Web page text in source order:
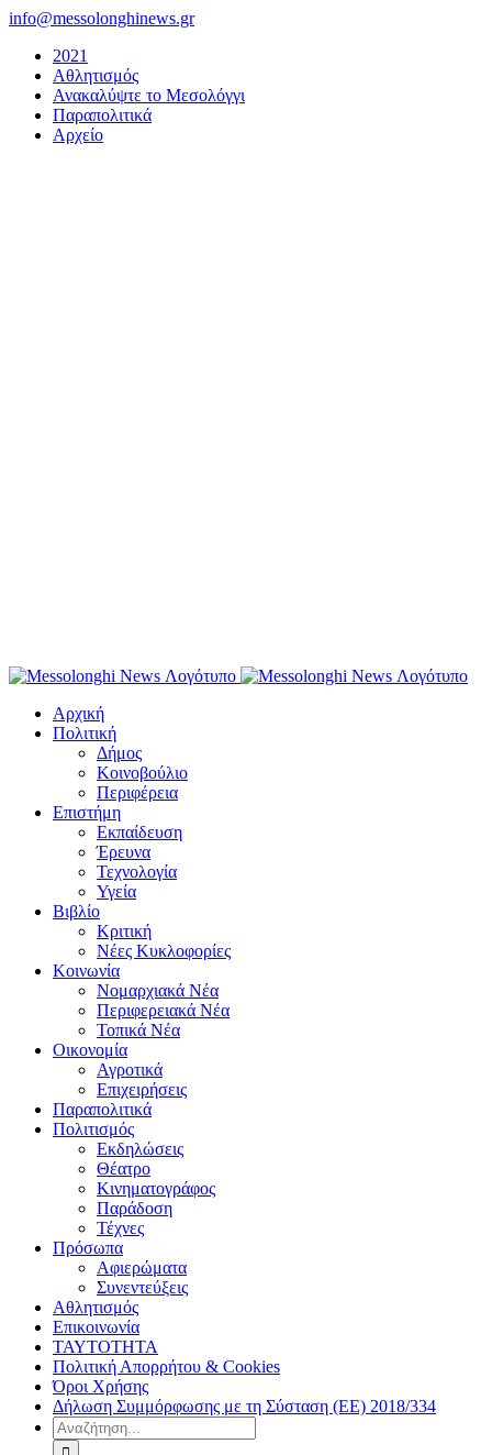
Μετάβαση
περιεχόμενο
info@messolonghinews.gr
2021
Αθλητισμός
Ανακαλύψτε το Μεσολόγγι
Παραπολιτικά
Αρχείο
Αρχική
Πολιτική
Δήμος
Κοινοβούλιο
Περιφέρεια
Επιστήμη
Εκπαίδευση
Έρευνα
Τεχνολογία
Υγεία
Βιβλίο
Κριτική
Νέες Κυκλοφορίες
Κοινωνία
Νομαρχιακά Νέα
Περιφερειακά Νέα
Τοπικά Νέα
Οικονομία
Αγροτικά
Επιχειρήσεις
Παραπολιτικά
Πολιτισμός
Εκδηλώσεις
Θέατρο
Κινηματογράφος
Παράδοση
Τέχνες
Πρόσωπα
Αφιερώματα
Συνεντεύξεις
Αθλητισμός
Επικοινωνία
ΤΑΥΤΟΤΗΤΑ
Πολιτική Απορρήτου & Cookies
Όροι Χρήσης
Δήλωση Συμμόρφωσης με τη Σύσταση (ΕΕ) 2018/334
Αναζήτηση
για: